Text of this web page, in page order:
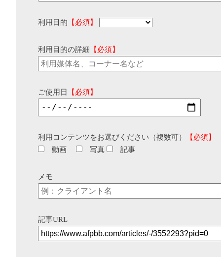
利用目的 【必須】
利用目的の詳細 【必須】
ご使用日 【必須】
利用コンテンツをお選びください（複数可）
【必須】
動画
写真 記事
メモ
記事URL